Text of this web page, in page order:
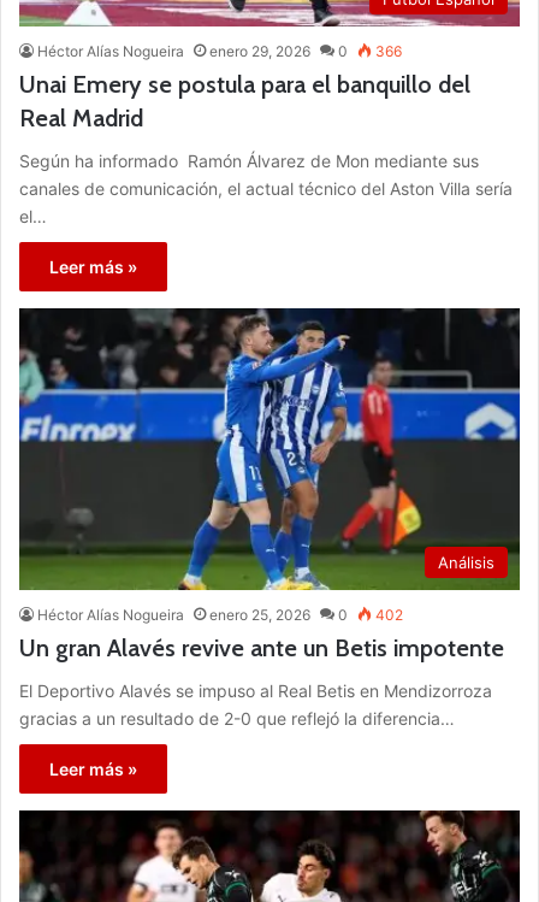
Héctor Alías Nogueira enero 29, 2026 0 366
Unai Emery se postula para el banquillo del
Real Madrid
Según ha informado Ramón Álvarez de Mon mediante sus
canales de comunicación, el actual técnico del Aston Villa sería
el…
Leer más »
Análisis
Héctor Alías Nogueira enero 25, 2026 0 402
Un gran Alavés revive ante un Betis impotente
El Deportivo Alavés se impuso al Real Betis en Mendizorroza
gracias a un resultado de 2-0 que reflejó la diferencia…
Leer más »